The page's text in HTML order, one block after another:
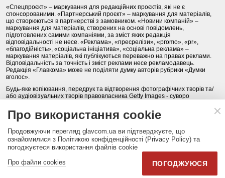
«Спецпроєкт» – маркування для редакційних проєктів, які не є
спонсорованими. «Партнерський проєкт» – маркування для матеріалів,
що створюються в партнерстві з замовником. «Новини компаній» –
маркування для матеріалів, створених на основі повідомлень,
підготовлених самими компаніями, за зміст яких редакція
відповідальності не несе. «Реклама», «пресрелізи», «promo», «pr»,
«благодійність», «соціальна ініціатива», «соціальна реклама» –
маркування матеріалів, які публікуються переважно на правах реклами.
Відповідальність за точність і зміст реклами несе рекламодавець.
Редакція «Главкома» може не поділяти думку авторів рубрики «Думки
вголос».
Будь-яке копіювання, передрук та відтворення фотографічних творів та/
або аудіовізуальних творів правовласника Getty Images - суворо
Політика конфіденційності (Privacy Policy). Правила сайту
КОНТАКТИ НАША КОМАНДА АРХІВ
Партнери:DepositPhotos.com,opendatabot.ua
Про використання cookie
Продовжуючи перегляд glavcom.ua ви підтверджуєте, що
ознайомилися з Політикою конфіденційності (Privacy Policy) та
погоджуєтеся використання файлів cookie
Про файли cookies
ПОГОДЖУЮСЯ